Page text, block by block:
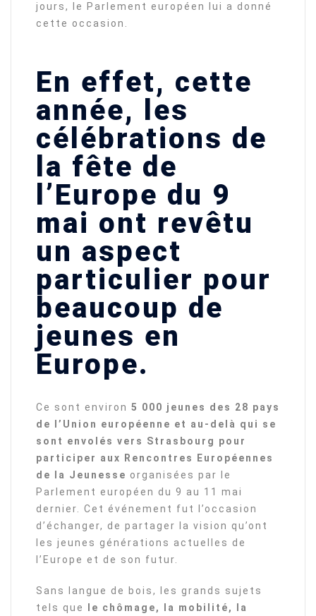
jours, le Parlement européen lui a donné
cette occasion.
En effet, cette
année, les
célébrations de
la fête de
l’Europe du 9
mai ont revêtu
un aspect
particulier pour
beaucoup de
jeunes en
Europe.
Ce sont environ 5 000 jeunes des 28 pays
de l’Union européenne et au-delà qui se
sont envolés vers Strasbourg pour
participer aux Rencontres Européennes
de la Jeunesse organisées par le
Parlement européen du 9 au 11 mai
dernier. Cet événement fut l’occasion
d’échanger, de partager la vision qu’ont
les jeunes générations actuelles de
l’Europe et de son futur.
Sans langue de bois, les grands sujets
tels que
le chômage, la mobilité, la